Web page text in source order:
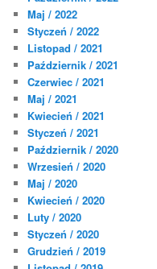
Maj / 2022
Styczeń / 2022
Listopad / 2021
Październik / 2021
Czerwiec / 2021
Maj / 2021
Kwiecień / 2021
Styczeń / 2021
Październik / 2020
Wrzesień / 2020
Maj / 2020
Kwiecień / 2020
Luty / 2020
Styczeń / 2020
Grudzień / 2019